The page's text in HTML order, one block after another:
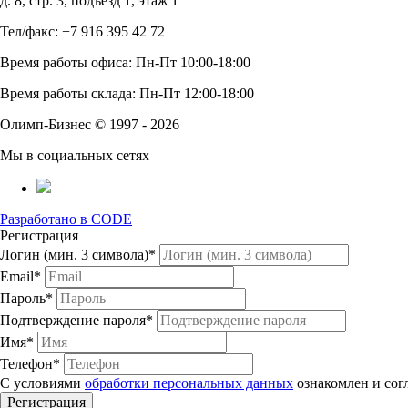
Тел/факс: +7 916 395 42 72
Время работы офиса: Пн-Пт 10:00-18:00
Время работы склада: Пн-Пт 12:00-18:00
Олимп-Бизнес © 1997 - 2026
Мы в социальных сетях
Разработано в CODE
Регистрация
Логин (мин. 3 символа)*
Email*
Пароль*
Подтверждение пароля*
Имя*
Телефон*
С условиями обработки персональных данных ознакомлен и